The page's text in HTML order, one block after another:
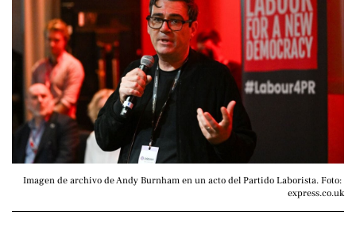
Imagen de archivo de Andy Burnham en un acto del Partido Laborista. Foto:
express.co.uk